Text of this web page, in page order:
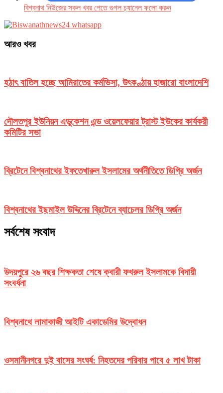
বিশ্বনাথ নিউজের সকল খবর পেতে গুগল চ‌্যানেল ফলো করুন
আরও খবর
হঠাৎ বাতিল হচ্ছে আমিরাতের কর্মভিসা, উৎকণ্ঠায় হাজারো বাংলাদেশি
দৌলতপুর ইউনিয়ন এডুকেশন এন্ড ওয়েলফেয়ার ট্রাস্ট ইউকের কার্যকরী
কমিটির সভা
ব্রিটেনে বিশ্বনাথের ইফতেখারুল ইসলামের অর্থনীতিতে ডিগ্রি অর্জন
বিশ্বনাথের ইছমাইল উদ্দিনের ব্রিটেনে ব্যাচেলর ডিগ্রি অর্জন
সর্বশেষ সংবাদ
উদয়পুরে ২৬ বছর শিক্ষকতা শেষে ক্বারী ফখরুল ইসলামকে বিদায়ী
সংবর্ধনা
বিশ্বনাথে লামাকাজী আইটি একাডেমির উদ্বোধন
ওসমানীনগরে দুই বাসের সংঘর্ষ: নিহতদের পরিবার পাবে ৫ লাখ টাকা